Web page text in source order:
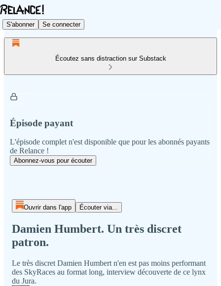
S'abonner Se connecter
Écoutez sans distraction sur Substack
Épisode payant
L'épisode complet n'est disponible que pour les abonnés payants
de Relance !
Abonnez-vous pour écouter
Ouvrir dans l'app Écouter via...
Damien Humbert. Un très discret
patron.
Le très discret Damien Humbert n'en est pas moins performant
des SkyRaces au format long, interview découverte de ce lynx
du Jura.